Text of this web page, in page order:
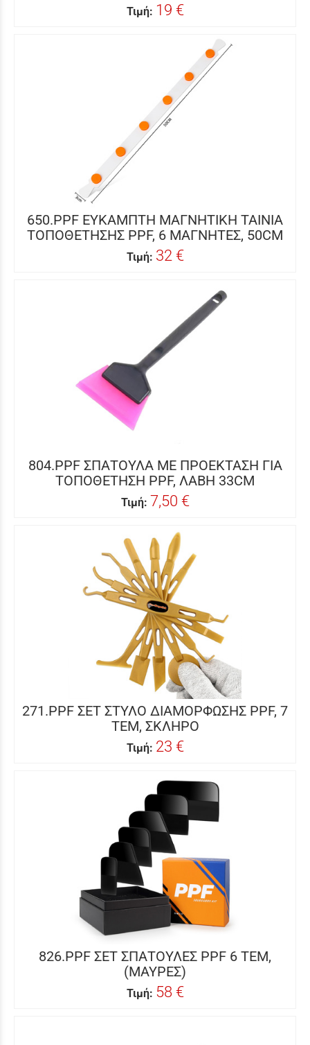
Τιμή: 19 €
650.PPF ΕΥΚΑΜΠΤΗ ΜΑΓΝΗΤΙΚΗ ΤΑΙΝΙΑ
ΤΟΠΟΘΕΤΗΣΗΣ PPF, 6 ΜΑΓΝΗΤΕΣ, 50CM
Τιμή: 32 €
804.PPF ΣΠΑΤΟΥΛΑ ΜΕ ΠΡΟΕΚΤΑΣΗ ΓΙΑ
ΤΟΠΟΘΕΤΗΣΗ PPF, ΛΑΒΗ 33CM
Τιμή: 7,50 €
271.PPF ΣΕΤ ΣΤΥΛΟ ΔΙΑΜΟΡΦΩΣΗΣ PPF, 7
ΤΕΜ, ΣΚΛΗΡΟ
Τιμή: 23 €
826.PPF ΣΕΤ ΣΠΑΤΟΥΛΕΣ PPF 6 ΤΕΜ,
(ΜΑΥΡΕΣ)
Τιμή: 58 €